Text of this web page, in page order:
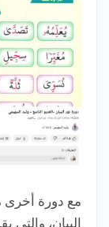
مع دورة أخرى
البيان، والتي